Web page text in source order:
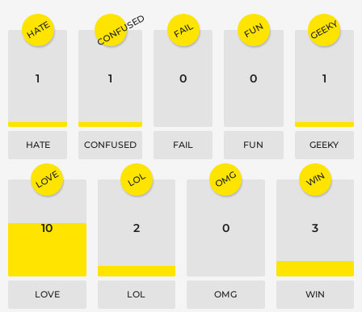
HATE
1
HATE
CONFUSED
1
CONFUSED
FAIL
0
FAIL
FUN
0
FUN
GEEKY
1
GEEKY
LOVE
10
LOVE
LOL
2
LOL
OMG
0
OMG
WIN
3
WIN